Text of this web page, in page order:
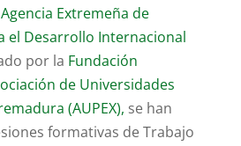
Agencia Extremeña de
el Desarrollo Internacional
por la Fundación
de Universidades
(AUPEX), se han
formativas de Trabajo